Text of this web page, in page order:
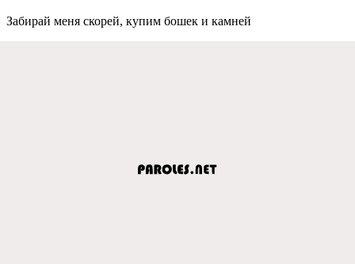
Забирай мeня скорeй, купим бошeк и камнeй